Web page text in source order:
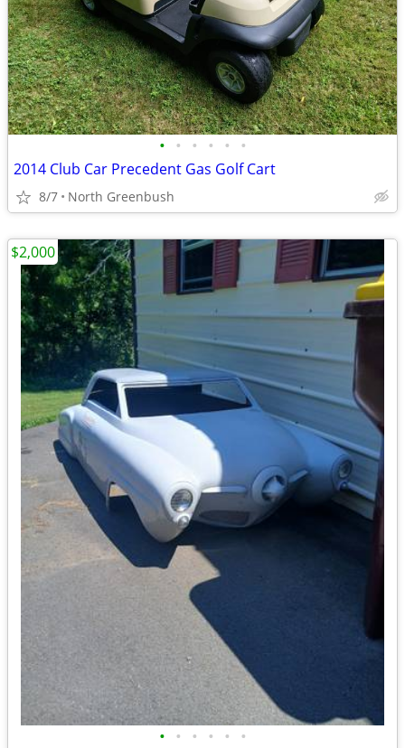
• • • • • •
2014 Club Car Precedent Gas Golf Cart
8/7 North Greenbush
• • • • • •
$2,000